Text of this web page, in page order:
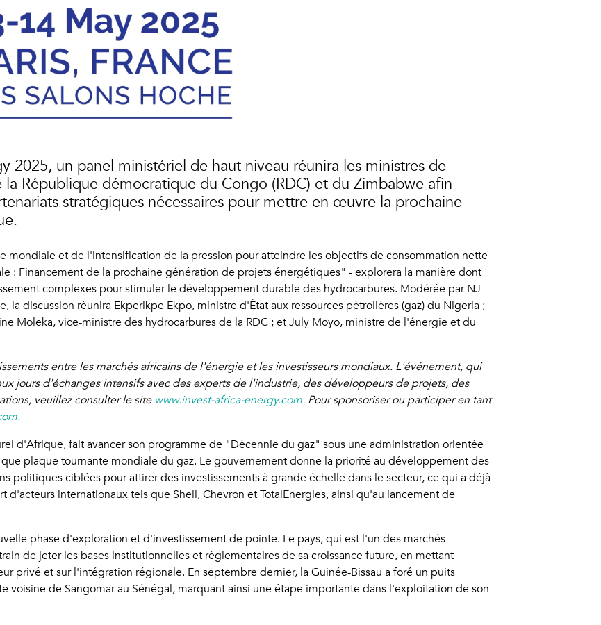
2025, un panel ministériel de haut niveau réunira les ministres de
République démocratique du Congo (RDC) et du Zimbabwe afin
stratégiques nécessaires pour mettre en œuvre la prochaine
et de l'intensification de la pression pour atteindre les objectifs de consommation nette
: Financement de la prochaine génération de projets énergétiques" - explorera la manière dont
complexes pour stimuler le développement durable des hydrocarbures. Modérée par NJ
discussion réunira Ekperikpe Ekpo, ministre d'État aux ressources pétrolières (gaz) du Nigeria ;
Moleka, vice-ministre des hydrocarbures de la RDC ; et July Moyo, ministre de l'énergie et du
entre les marchés africains de l'énergie et les investisseurs mondiaux. L'événement, qui
jours d'échanges intensifs avec des experts de l'industrie, des développeurs de projets, des
veuillez consulter le site www.invest-africa-energy.com. Pour sponsoriser ou participer en tant
d'Afrique, fait avancer son programme de "Décennie du gaz" sous une administration orientée
plaque tournante mondiale du gaz. Le gouvernement donne la priorité au développement des
politiques ciblées pour attirer des investissements à grande échelle dans le secteur, ce qui a déjà
internationaux tels que Shell, Chevron et TotalEnergies, ainsi qu'au lancement de
phase d'exploration et d'investissement de pointe. Le pays, qui est l'un des marchés
de jeter les bases institutionnelles et réglementaires de sa croissance future, en mettant
privé et sur l'intégration régionale. En septembre dernier, la Guinée-Bissau a foré un puits
de Sangomar au Sénégal, marquant ainsi une étape importante dans l'exploitation de son